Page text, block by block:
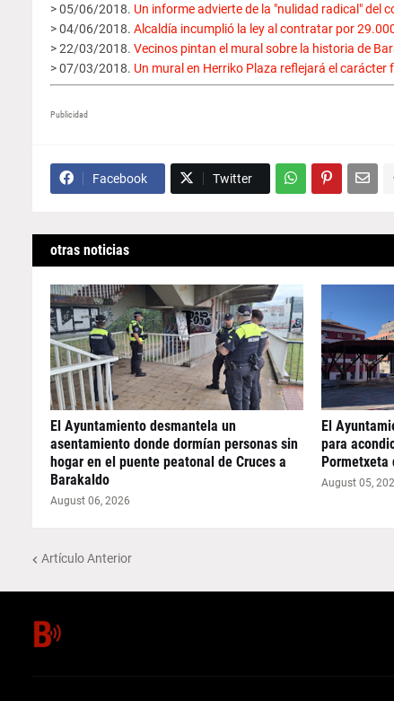
> 05/06/2018. Un informe advierte de la "nulidad radical" del
> 04/06/2018. Alcaldía incumplió la ley al contratar por
> 22/03/2018. Vecinos pintan el mural sobre la historia de
> 07/03/2018. Un mural en Herriko Plaza reflejará el
Publicidad
Facebook Twitter
otras noticias
El Ayuntamiento desmantela un
asentamiento donde dormían personas sin
hogar en el puente peatonal de Cruces a
Barakaldo
August 06, 2026
El
para
Pormetxeta
August 05,
Artículo Anterior